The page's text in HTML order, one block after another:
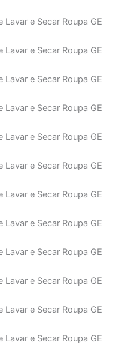
e Secar Roupa GE
e Secar Roupa GE
e Secar Roupa GE
e Secar Roupa GE
e Secar Roupa GE
e Secar Roupa GE
e Secar Roupa GE
e Secar Roupa GE
e Secar Roupa GE
e Secar Roupa GE
e Secar Roupa GE
e Secar Roupa GE